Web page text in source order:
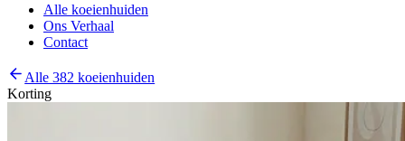
Alle koeienhuiden
Ons Verhaal
Contact
Alle 382 koeienhuiden
Korting